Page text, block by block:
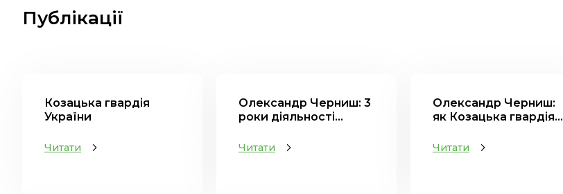
Публікації
Козацька гвардія
України
Читати
Олександр Черниш: 3
роки діяльності...
Читати
Олександр Черниш:
як Козацька гвардія...
Читати